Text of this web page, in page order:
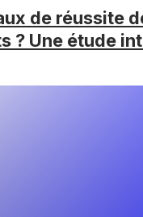
de réussite
? Une étude